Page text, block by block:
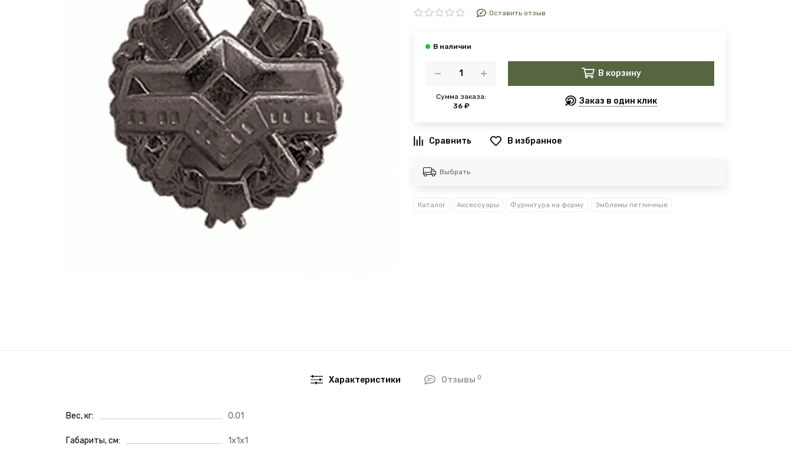
Оставить отзыв
Сумма заказа:
36 ₽
В корзину
Заказ в один клик
В избранное
Выбрать
Каталог Аксессуары Фурнитура на форму Эмблемы петличные
Характеристики Отзывы 0
Вес, кг 0.01
Габариты, см 1x1x1